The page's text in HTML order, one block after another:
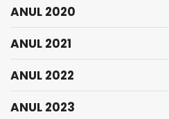
ANUL 2020
ANUL 2021
ANUL 2022
ANUL 2023